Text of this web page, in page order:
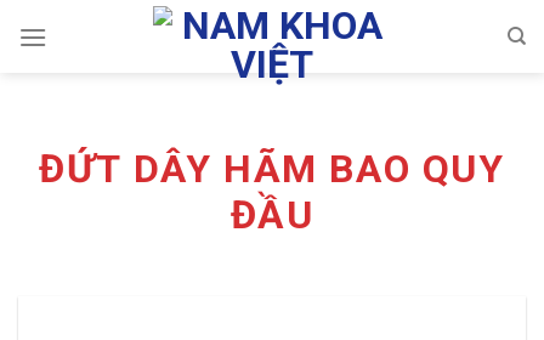
ĐỨT DÂY HÃM BAO QUY
ĐẦU